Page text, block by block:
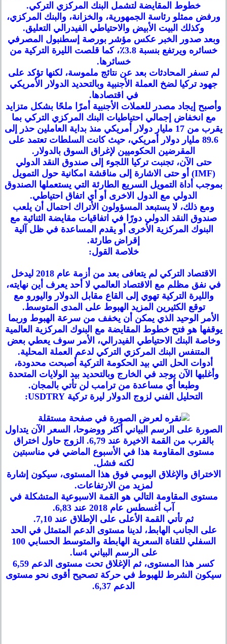
خطوط المقايضة لتشمل البنك المركزي التركي.
ورفض ممثلو رئاسة الجمهورية، والخزانة، والبنك المركزي،
وكذلك البيت الأبيض والاحتياطي الفيدرالي التعليق.
وبعد صدور الخبر عكس مؤشر بورصة إسطنبول المصرفي
خسائره ويرتفع بنسبة 3.8٪، كما قلصت الليرة التركية من
خسائرها.
لم تسفر المحادثات بعد عن نتائج ملموسة، لكنها تؤكد على
جهود تركيا لضخ العملة الأجنبية وبالتحديد الدولار الأمريكي
في اقتصادها.
وأصبح إيجاد مصدر للعملات الأجنبية أمرًا ملحًا بشكل متزايد
مع انخفاض إجمالي احتياطيات البنك المركزي التركي بما
يقرب من 17 مليار دولار أمريكي منذ بداية العاملين حذر إلى
89.6 مليار دولار أمريكي، حيث كانت السلطات تعتمد على
المقرضين الحكوميين لإغراق السوق بالدولار.
حتى الآن، تجنبت تركيا اللجوء إلى صندوق النقد الدولي
(IMF) أو حتى الاشارة إلى مناقشة امكانية حول التمويل
بموجب أداة التمويل السريع الطارئة التي يستعملها الصندوق
الدولي مع الدول الاخرى أو أي اتفاق احتياطي.
ومع ذلك، لا يستبعد المسؤولون الأتراك احتمال أن يلعب
صندوق النقد الدولي دورًا في اتفاقيات مقايضة الثنائية مع
البنوك المركزية الأخرى أو يقدم المساعدة في ظل آلية
إقراض طارئة.
خلاصة القول:
الاقتصاد التركي لم يتعافى بعد من أزمة عام 2018 ليدخل
في نفق مظلم مع الاقتصاد العالمي لا أحد يعرف أين نهايته،
والليرة التركية تهوي إلى القاع مقابل الدولار واليورو مع
توقع الكثيرين المزيد الهبوط على المدى المتوسط.
الأمر الوحيد الذي يمكن أن يخفف من سرعة الهبوط وربما
يوقفها هو فتح خطوط المقايضة مع البنوك المركزية العالمية
وخاصة البنك الاحتياطي الفيدرالي، الأمر سوف يعطي بعض
المتنفس البنك المركزي التركي لدعم العملة المحلية.
أدوات الحل التي بيد الحكومة التركية أصبحت محدودة،
وأغلبها الآن يوجد في الخارج وبالتحديد بيد الولايات المتحدة
وطبعا أي مساعدة من ترامب لن تأتي بالمجان.
التحليل الفني لزوج الدولار ليرة تركية USDTRY:
الصورة على الرسم البياني أكثر ووضوحا، السعر الآن يتداول
بالقرب من القمة الاخيرة عند 6,79. الزوج حاول اختراق
مستوى المقاومة هذا في الأسبوع الماضي في مناسبتين
لكنه فشل.
الاختراق والإغلاق اليومي فوق هذا المستوى، سيكون إشارة
لمزيد من الارتفاعات.
مستوى المقاومة التالي هو القمة الاسبوعية المتشكلة في
آب أغسطس عام 2018 عند 6,83.
ثم تأتي القمة الأعلى على الإطلاق عند 7,10.
على الجانب الهابط، لدينا مستوى الدعم المتمثل في الحد
السفلي للقناة السعرية الهابطة والمتوسط الحسابي 100
على الرسم البياني 4سا.
كسر هذا المستوى، ثم الإغلاق تحت مستوى الدعم 6,59
سيكون الشرط للهبوط في حركة تصحيح أقوى نحو مستوى
الدعم 6,37.